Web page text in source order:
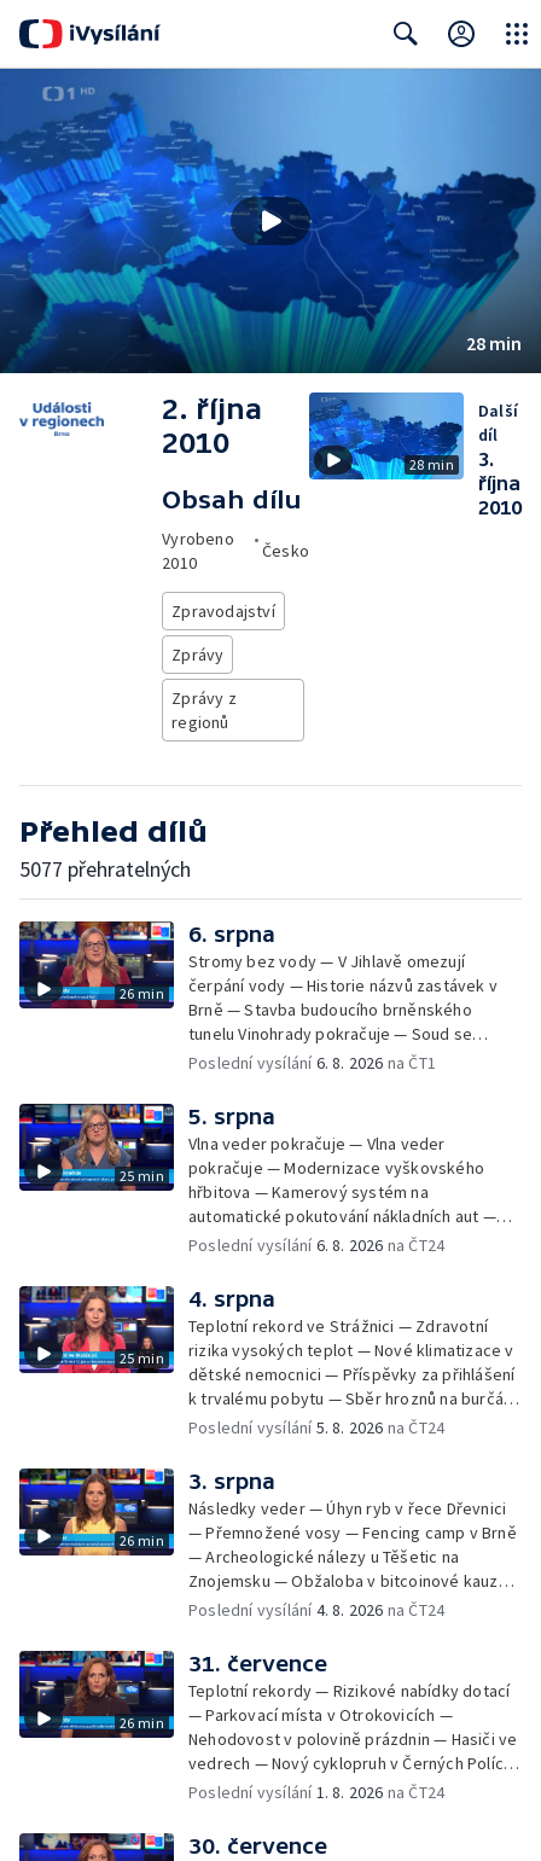
28 min
2. října
2010
Obsah dílu
Vyrobeno
2010
•
Česko
Zpravodajství
Zprávy
Zprávy z
regionů
28 min
Další
díl
3.
října
2010
Přehled dílů
5077 přehratelných
26 min
6. srpna
Stromy bez vody — V Jihlavě omezují
čerpání vody — Historie názvů zastávek v
Brně — Stavba budoucího brněnského
tunelu Vinohrady pokračuje — Soud se
žhářem zlínského baru — Odložení bourání
Czech Rally Zlín — Začal 7. ročník festivalu
Pop Messe — Přestavba mostu v Hodoníně
— Fenomén památníčků
Poslední vysílání6. 8. 2026 na ČT1
25 min
5. srpna
Vlna veder pokračuje — Vlna veder
pokračuje — Modernizace vyškovského
hřbitova — Kamerový systém na
automatické pokutování nákladních aut —
Demolice vyhořelé budovy ve Zlíně — Případ
stadionu na Vyškovsku — Výstraha před
bouřkami — Brno hostí Mezinárodní kytarový
festival — Očkování po kousnutí netopýrem
Poslední vysílání6. 8. 2026 na ČT24
25 min
4. srpna
Teplotní rekord ve Strážnici — Zdravotní
rizika vysokých teplot — Nové klimatizace v
dětské nemocnici — Příspěvky za přihlášení
k trvalému pobytu — Sběr hroznů na burčák
— Dokončení oprav vedení — Skončil termín
vody v obcích — Vyschlá koryta potoků —
Sdílení strážníků na Brněnsku
Poslední vysílání5. 8. 2026 na ČT24
26 min
3. srpna
Následky veder — Úhyn ryb v řece Dřevnici
— Přemnožené vosy — Fencing camp v Brně
— Archeologické nálezy u Těšetic na
Znojemsku — Obžaloba v bitcoinové kauze
— Přestavba silnice přes Bzenec na
Zašové — Letní opravy divadel — Český hlas
ve vesmíru
Poslední vysílání4. 8. 2026 na ČT24
26 min
31. července
Teplotní rekordy — Rizikové nabídky dotací
— Parkovací místa v Otrokovicích —
Nehodovost v polovině prázdnin — Hasiči ve
vedrech — Nový cyklopruh v Černých Polích
— Květinová výstava ve Věžkách
Poslední vysílání1. 8. 2026 na ČT24
30. července